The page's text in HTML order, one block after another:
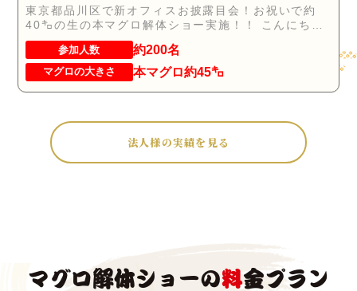
グロの解体ショーを行いお祝いしてまいり
ました
東京都品川区で新オフィスお披露目会！お祝いで約
40㌔の生の本マグロ解体ショー実施！！ こんにち
は！...
参加人数 約200名
マグロの大きさ 本マグロ約45㌔
法人様の実績を見る
マグロ解体ショーの料金プラン